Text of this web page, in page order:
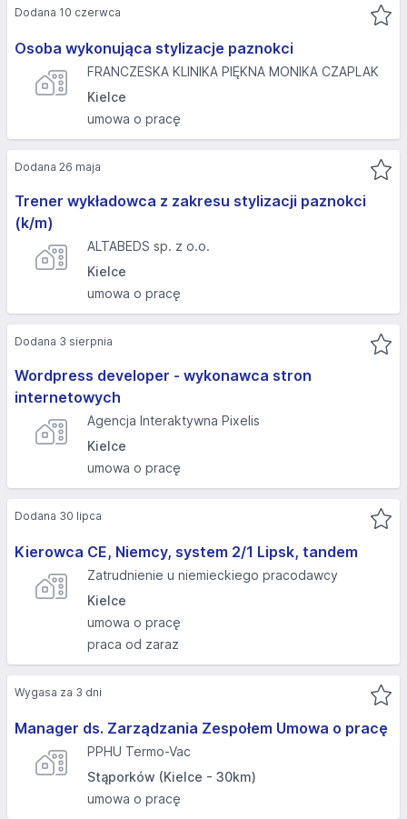
Osoba wykonująca stylizacje paznokci
FRANCZESKA KLINIKA PIĘKNA MONIKA CZAPLAK
Kielce
umowa o pracę
Dodana 10 czerwca
Trener wykładowca z zakresu stylizacji paznokci
(k/m)
ALTABEDS sp. z o.o.
Kielce
umowa o pracę
Dodana 26 maja
Wordpress developer - wykonawca stron
internetowych
Agencja Interaktywna Pixelis
Kielce
umowa o pracę
Dodana 3 sierpnia
Kierowca CE, Niemcy, system 2/1 Lipsk, tandem
Zatrudnienie u niemieckiego pracodawcy
Kielce
umowa o pracę
praca od zaraz
Dodana 30 lipca
Manager ds. Zarządzania Zespołem Umowa o pracę
PPHU Termo-Vac
Stąporków (Kielce - 30km)
umowa o pracę
Wygasa za 3 dni